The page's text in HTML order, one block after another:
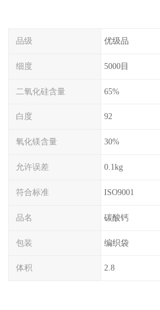
品级 优级品
细度 5000目
二氧化硅含量 65%
白度 92
氧化镁含量 30%
允许误差 0.1kg
符合标准 ISO9001
品名 碳酸钙
包装 编织袋
体积 2.8